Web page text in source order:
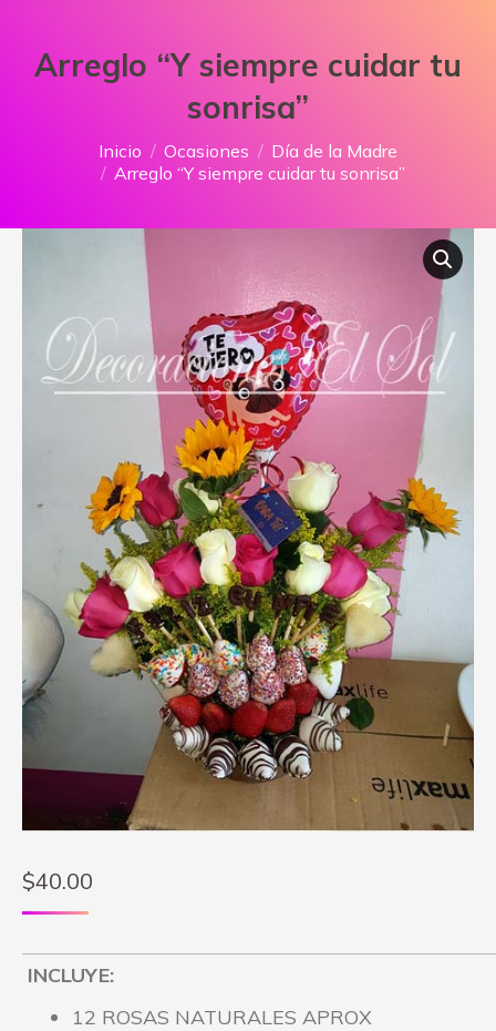
Arreglo “Y siempre cuidar tu
sonrisa”
Estás aquí:
Inicio Ocasiones
Día de la Madre
Arreglo “Y siempre cuidar tu sonrisa”
$40.00
INCLUYE:
12 ROSAS NATURALES APROX